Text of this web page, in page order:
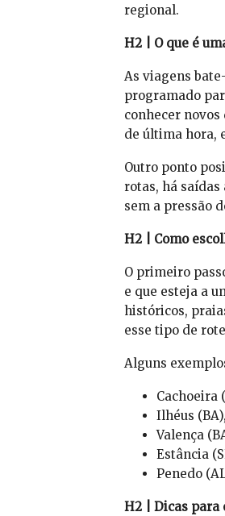
regional.
H2 | O que é
As viagens
programado
conhecer
de última hora,
Outro ponto
rotas, há
sem a pressão
H2 | Como
O primeiro
e que esteja a
históricos,
esse tipo de
Alguns
Cachoeira
Ilhéus
Valença
Estância
Penedo
H2 | Dicas para